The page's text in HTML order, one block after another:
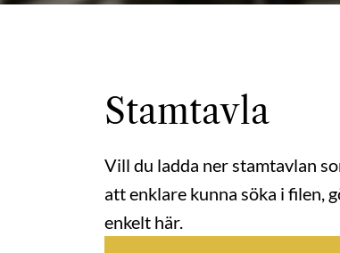
Stamtavla
Vill du ladda ner stamtavlan
att enklare kunna söka i filen,
enkelt här.